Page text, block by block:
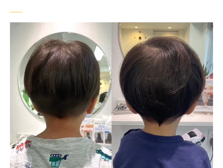
美容室選びで満足するための料金相場ガイド
美容室カット料金の江古田駅相場を徹底解
説
カット専門店と美容室の料金比較ポイント
美容室カットの値段で気をつけるべき注意
安い美容室のメリットと選び方のコツ
料金以外に重視したい美容室の選択基準
美容室でカットだけ利用する際の相場感